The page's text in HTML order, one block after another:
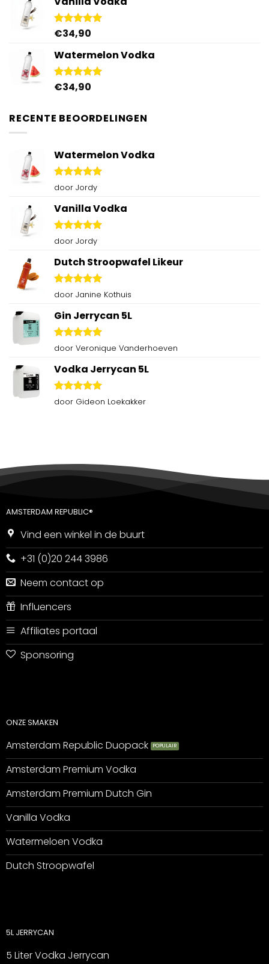
Gewaardeerd
€34,90
Watermelon Vodka
Gewaardeerd
€34,90
RECENTE BEOORDELINGEN
Watermelon Vodka
Gewaardeerd
door Jordy
Vanilla Vodka
Gewaardeerd
door Jordy
Dutch Stroopwafel Likeur
Gewaardeerd
door Janine Kothuis
Gin Jerrycan 5L
Gewaardeerd
door Veronique Vanderhoeven
Vodka Jerrycan 5L
Gewaardeerd
door Gideon Loekakker
AMSTERDAM REPUBLIC®
Vind een winkel in de buurt
+31 (0)20 244 3986
Neem contact op
Influencers
Affiliates portaal
Sponsoring
ONZE SMAKEN
Amsterdam Republic Duopack
Amsterdam Premium Vodka
Amsterdam Premium Dutch Gin
Vanilla Vodka
Watermeloen Vodka
Dutch Stroopwafel
5L JERRYCAN
5 Liter Vodka Jerrycan